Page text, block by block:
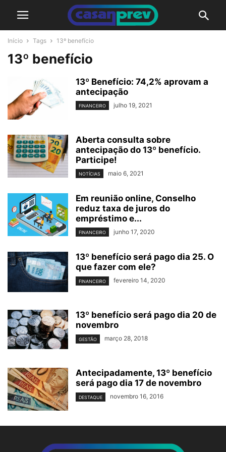
Início Tags 13º benefício
13º benefício
13º Benefício: 74,2% aprovam a
antecipação
FINANCEIRO julho 19, 2021
Aberta consulta sobre
antecipação do 13º benefício.
Participe!
NOTÍCIAS maio 6, 2021
Em reunião online, Conselho
reduz taxa de juros do
empréstimo e...
FINANCEIRO junho 17, 2020
13º benefício será pago dia 25. O
que fazer com ele?
FINANCEIRO fevereiro 14, 2020
13º benefício será pago dia 20 de
novembro
GESTÃO março 28, 2018
Antecipadamente, 13º benefício
será pago dia 17 de novembro
DESTAQUE novembro 16, 2016